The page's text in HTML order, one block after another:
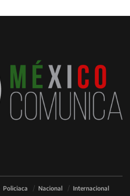
Policiaca Nacional Internacional